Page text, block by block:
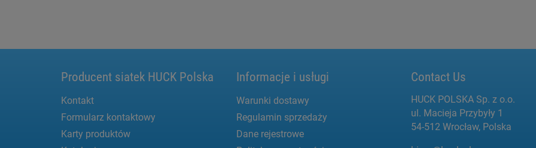
Producent siatek HUCK Polska
Kontakt
Formularz kontaktowy
Karty produktów
Informacje i usługi
Warunki dostawy
Regulamin sprzedaży
Dane rejestrowe
Contact Us
HUCK POLSKA Sp. z o.o.
ul. Macieja Przybyły 1
54-512 Wrocław, Polska